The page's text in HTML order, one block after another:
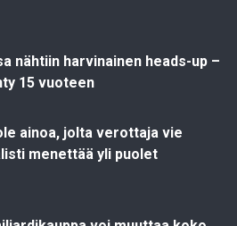
nähtiin harvinainen heads-up –
15 vuoteen
ainoa, jolta verottaja vie
menettää yli puolet